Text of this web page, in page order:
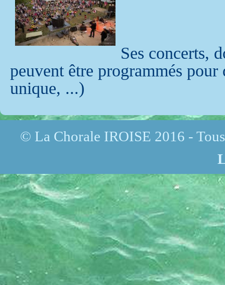
Ses concerts,
peuvent être programmés
unique, ...)
© La Chorale IROISE 2016 -